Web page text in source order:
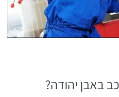
באבן יהודה?